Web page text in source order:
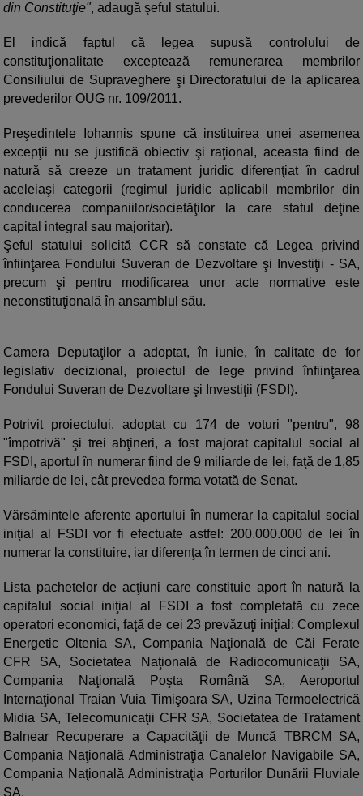
din Constituţie", adaugă şeful statului.
El indică faptul că legea supusă controlului de
constituţionalitate exceptează remunerarea membrilor
Consiliului de Supraveghere şi Directoratului de la aplicarea
prevederilor OUG nr. 109/2011.
Preşedintele Iohannis spune că instituirea unei asemenea
excepţii nu se justifică obiectiv şi raţional, aceasta fiind de
natură să creeze un tratament juridic diferenţiat în cadrul
aceleiaşi categorii (regimul juridic aplicabil membrilor din
conducerea companiilor/societăţilor la care statul deţine
capital integral sau majoritar).
Şeful statului solicită CCR să constate că Legea privind
înfiinţarea Fondului Suveran de Dezvoltare şi Investiţii - SA,
precum şi pentru modificarea unor acte normative este
neconstituţională în ansamblul său.
Camera Deputaţilor a adoptat, în iunie, în calitate de for
legislativ decizional, proiectul de lege privind înfiinţarea
Fondului Suveran de Dezvoltare şi Investiţii (FSDI).
Potrivit proiectului, adoptat cu 174 de voturi "pentru", 98
"împotrivă" şi trei abţineri, a fost majorat capitalul social al
FSDI, aportul în numerar fiind de 9 miliarde de lei, faţă de 1,85
miliarde de lei, cât prevedea forma votată de Senat.
Vărsămintele aferente aportului în numerar la capitalul social
iniţial al FSDI vor fi efectuate astfel: 200.000.000 de lei în
numerar la constituire, iar diferenţa în termen de cinci ani.
Lista pachetelor de acţiuni care constituie aport în natură la
capitalul social iniţial al FSDI a fost completată cu zece
operatori economici, faţă de cei 23 prevăzuţi iniţial: Complexul
Energetic Oltenia SA, Compania Naţională de Căi Ferate
CFR SA, Societatea Naţională de Radiocomunicaţii SA,
Compania Naţională Poşta Română SA, Aeroportul
Internaţional Traian Vuia Timişoara SA, Uzina Termoelectrică
Midia SA, Telecomunicaţii CFR SA, Societatea de Tratament
Balnear Recuperare a Capacităţii de Muncă TBRCM SA,
Compania Naţională Administraţia Canalelor Navigabile SA,
Compania Naţională Administraţia Porturilor Dunării Fluviale
SA.